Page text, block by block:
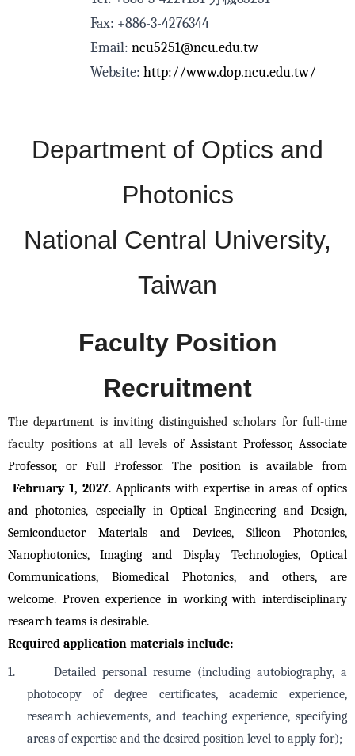
Fax: +886-3-4276344
Email: ncu5251@ncu.edu.tw
Website: http://www.dop.ncu.edu.tw/
Department of Optics and
Photonics
National Central University,
Taiwan
Faculty Position
Recruitment
The department is inviting distinguished scholars for full-time
faculty positions at all levels of Assistant Professor, Associate
Professor, or Full Professor. The position is available from
February 1, 2027. Applicants with expertise in areas of optics
and photonics, especially in Optical Engineering and Design,
Semiconductor Materials and Devices, Silicon Photonics,
Nanophotonics, Imaging and Display Technologies, Optical
Communications, Biomedical Photonics, and others, are
welcome. Proven experience in working with interdisciplinary
research teams is desirable.
Required application materials include:
1.
Detailed personal resume (including autobiography,a
photocopy of degree certificates, academic experience,
research achievements, and teaching experience, specifying
areas of expertise and the desired position level to apply for);